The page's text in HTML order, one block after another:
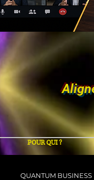
POUR QUI ?
QUANTUM BUSINESS